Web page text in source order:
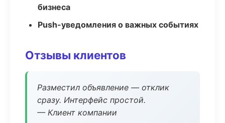
бизнеса
Push-уведомления о важных событиях
Отзывы клиентов
Разместил объявление — отклик
сразу. Интерфейс простой.
— Клиент компании